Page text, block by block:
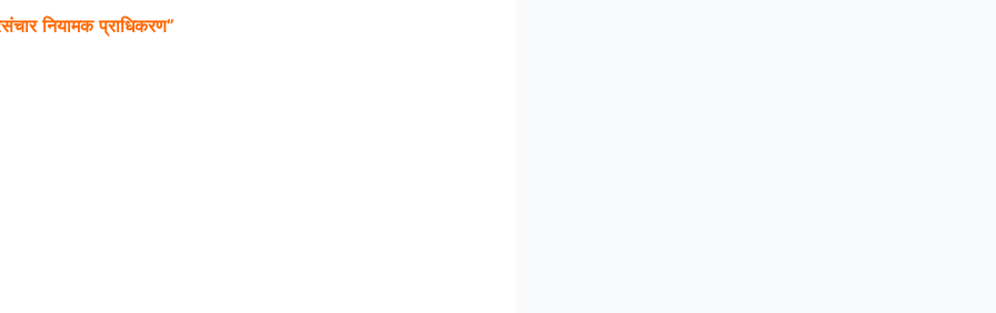
नियामक प्राधिकरण”